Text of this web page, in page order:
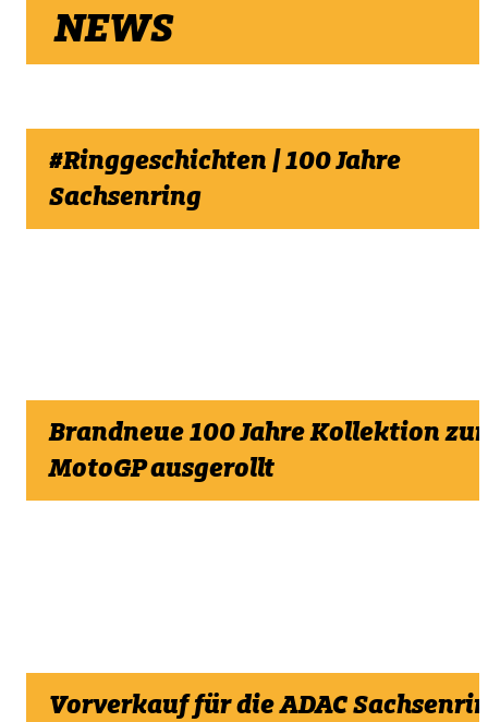
NEWS
#Ringgeschichten | 100 Jahre
Sachsenring
Brandneue 100 Jahre Kollektion zur
MotoGP ausgerollt
Vorverkauf für die ADAC